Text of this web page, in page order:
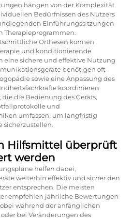
hängen von der Komplexität
Bedürfnissen des Nutzers
Einführungssitzungen
Therapieprogrammen.
Orthesen können
und konditionierende
eine sichere und effektive Nutzung
benötigen oft
sowie eine Anpassung des
koordinieren
die Bedienung des Geräts,
und
umfassen, um langfristig
sicherzustellen.
Hilfsmittel überprüft
werden
helfen dabei,
weiterhin effektiv und sicher den
entsprechen. Die meisten
empfehlen jährliche Bewertungen
während der anfänglichen
bei Veränderungen des